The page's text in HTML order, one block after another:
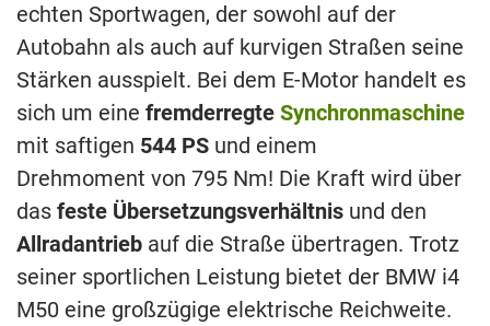
echten Sportwagen, der sowohl auf der
Autobahn als auch auf kurvigen Straßen seine
Stärken ausspielt. Bei dem E-Motor handelt es
sich um eine fremderregte Synchronmaschine
mit saftigen 544 PS und einem
Drehmoment von 795 Nm! Die Kraft wird über
das feste Übersetzungsverhältnis und den
Allradantrieb auf die Straße übertragen. Trotz
seiner sportlichen Leistung bietet der BMW i4
M50 eine großzügige elektrische Reichweite.